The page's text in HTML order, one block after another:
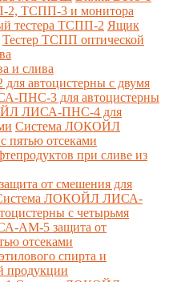
2, ТСПП-3 и монитора
тестера ТСПП-2 Ящик
Тестер ТСПП оптической
и слива
автоцистерны с двумя
ПНС-3 для автоцистерны
ЛИСА-ПНС-4 для
Система ЛОКОЙЛ
отсеками
при сливе из
от смешения для
ЛОКОЙЛ ЛИСА-
с четырьмя
AM-5 защита от
отсеками
спирта и
продукции